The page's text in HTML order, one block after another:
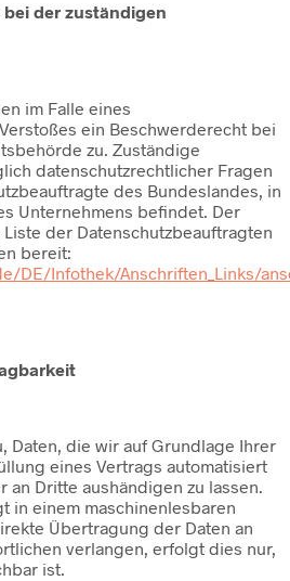
der zuständigen
im Falle eines
ein Beschwerderecht bei
zu. Zuständige
datenschutzrechtlicher Fragen
des Bundeslandes, in
Unternehmens befindet. Der
der Datenschutzbeauftragten
bereit:
DE/Infothek/Anschriften_Links/
Daten, die wir auf Grundlage Ihrer
eines Vertrags automatisiert
an Dritte aushändigen zu lassen.
in einem maschinenlesbaren
Übertragung der Daten an
verlangen, erfolgt dies nur,
ist.